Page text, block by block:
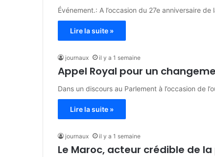
Événement.: A l’occasion du 27e anniversaire
Lire la suite »
journaux il y a 1 semaine
Appel Royal pour un
Dans un discours au Parlement à l’occasion de
Lire la suite »
journaux il y a 1 semaine
Le Maroc, acteur crédible de